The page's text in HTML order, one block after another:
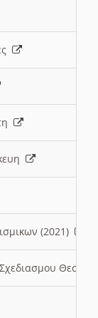
(2021)
Σχεδιασμου